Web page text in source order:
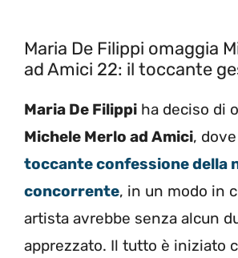
Maria De Filippi omaggia
ad Amici 22: il toccante
Maria De Filippi ha deciso di
Michele Merlo ad Amici,
toccante confessione della
concorrente, in un modo in
artista avrebbe senza alcun
apprezzato. Il tutto è iniziato